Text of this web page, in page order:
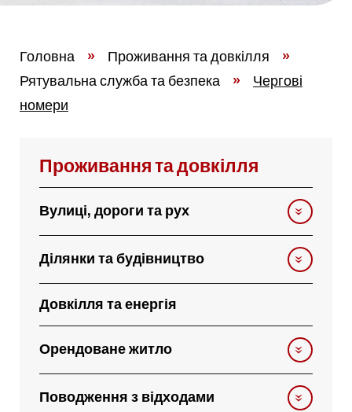
Головна » Проживання та довкілля
»
Рятувальна служба та безпека
»
Чергові
номери
Проживання та довкілля
Вулиці, дороги та рух
Ділянки та будівництво
Довкілля та енергія
Орендоване житло
Поводження з відходами